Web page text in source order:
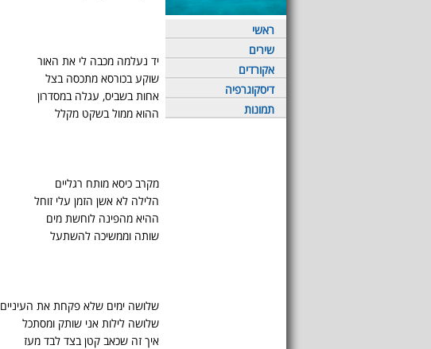
ראשי
שירים
אקורדים
דיסקוגרפיה
תמונות
יד נעלמה מכבה לי את האור
שוקע בכורסא מתכסה בצל
אחות בשביס, עגלה במסדרון
ההוא ממול בשקט מקלל
מקרב כיסא מותח רגליים
הלילה לא אשן הזמן עלי זוחל
ההיא מהפינה לוחשת מים
שותה וממשיכה להשתעל
שלושה ימים שלא פקחת את העיניים
שלושה לילות אני שותק ומסתכל
איך זה שכאב קטן בצד לבד מעז